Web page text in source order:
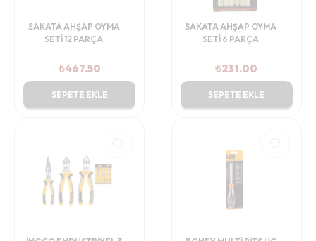
SAKATA AHŞAP OYMA
SETİ 12 PARÇA
₺467.50
SEPETE EKLE
SAKATA AHŞAP OYMA
SETİ 6 PARÇA
₺231.00
SEPETE EKLE